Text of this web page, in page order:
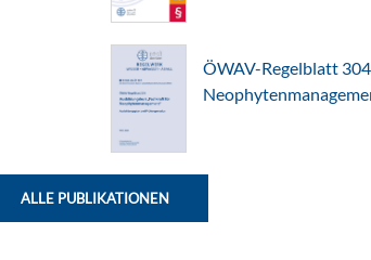
ÖWAV-Regelblatt
ALLE PUBLIKATIONEN